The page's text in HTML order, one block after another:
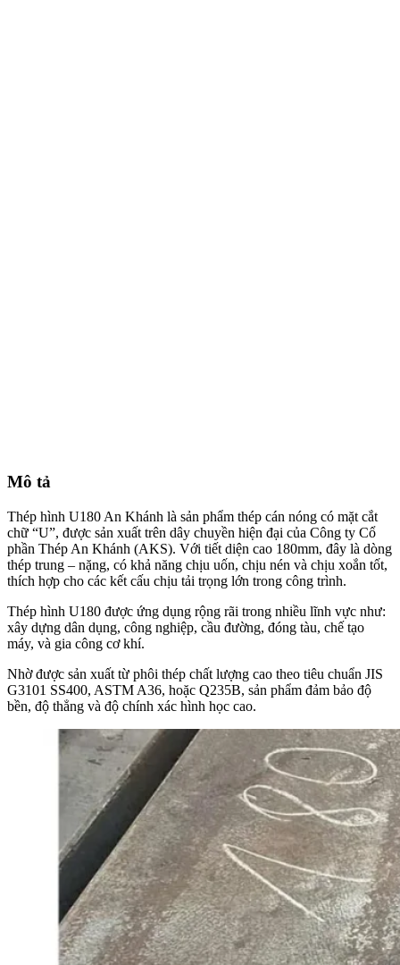
Mô tả
Thép hình U180 An Khánh là sản phẩm thép cán nóng có mặt cắt
chữ “U”, được sản xuất trên dây chuyền hiện đại của Công ty Cổ
phần Thép An Khánh (AKS). Với tiết diện cao 180mm, đây là dòng
thép trung – nặng, có khả năng chịu uốn, chịu nén và chịu xoắn tốt,
thích hợp cho các kết cấu chịu tải trọng lớn trong công trình.
Thép hình U180 được ứng dụng rộng rãi trong nhiều lĩnh vực như:
xây dựng dân dụng, công nghiệp, cầu đường, đóng tàu, chế tạo
máy, và gia công cơ khí.
Nhờ được sản xuất từ phôi thép chất lượng cao theo tiêu chuẩn JIS
G3101 SS400, ASTM A36, hoặc Q235B, sản phẩm đảm bảo độ
bền, độ thẳng và độ chính xác hình học cao.